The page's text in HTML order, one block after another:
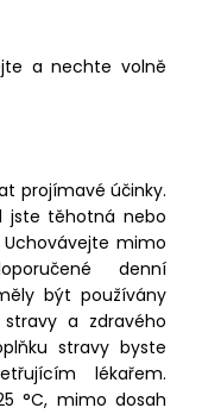
a nechte volně
projímavé účinky.
jste těhotná nebo
mimo
denní
být používány
a zdravého
stravy byste
lékařem.
°C, mimo dosah